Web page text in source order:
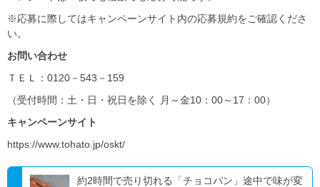
※応募に際してはキャンペーンサイト内の応募規約をご確認くださ
い。
お問い合わせ
ＴＥＬ：0120－543－159
（受付時間：土・日・祝日を除く 月～金10：00～17：00）
キャンペーンサイト
https://www.tohato.jp/oskt/
約2時間で売り切れる「チョコパン」途中で味が変